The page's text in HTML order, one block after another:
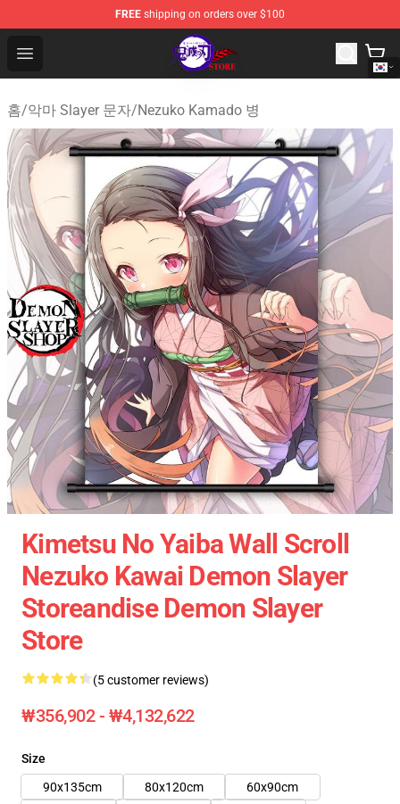
FREE shipping on orders over $100
Open menu
Kimetsu no Yaiba Store - Official Kimetsu no Yaiba
홈/악마 Slayer 문자/Nezuko Kamado 병
Kimetsu No Yaiba Wall Scroll
Nezuko Kawai Demon Slayer
Storeandise Demon Slayer
Store
(5 customer reviews)
₩356,902 - ₩4,132,622
Size
90x135cm
80x120cm
60x90cm